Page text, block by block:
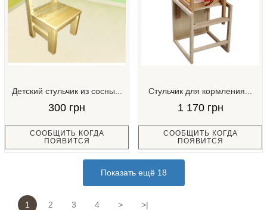
Детский стульчик из сосны...
300 грн
СООБЩИТЬ КОГДА
ПОЯВИТСЯ
Стульчик для кормления...
1 170 грн
СООБЩИТЬ КОГДА
ПОЯВИТСЯ
Показать ещё 18
1 2 3 4 > >|